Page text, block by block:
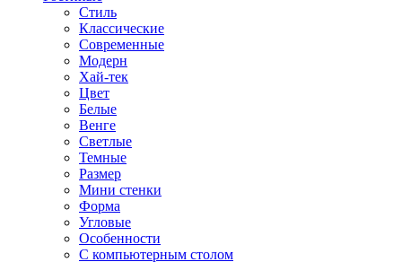
Стиль
Классические
Современные
Модерн
Хай-тек
Цвет
Белые
Венге
Светлые
Темные
Размер
Мини стенки
Форма
Угловые
Особенности
С компьютерным столом